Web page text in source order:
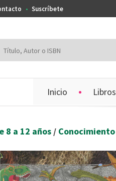
Suscríbete
Inicio Libros
8 a 12 años / Conocimiento